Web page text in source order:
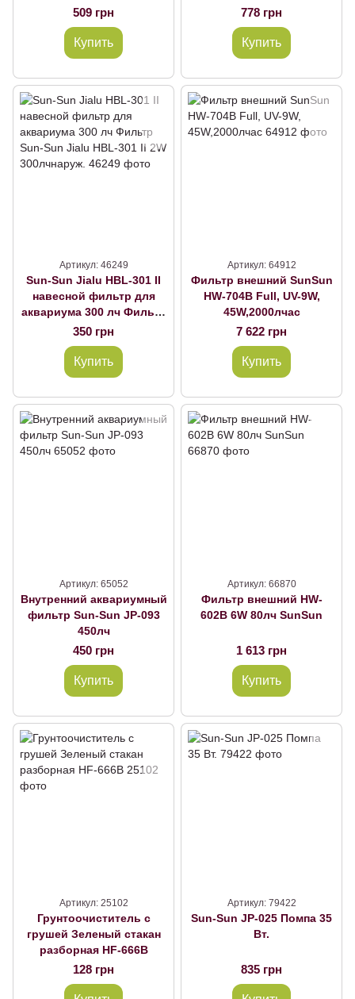
Sun-Sun Jialu HBL-501 II
5W 400лчнаруж.
509 грн
Купить
Sun-Sun Jialu HBL-701 II
8W 600лчнаруж.
778 грн
Купить
Артикул: 46249
Sun-Sun Jialu HBL-301 II
навесной фильтр для
аквариума 300 лч Фильтр
Sun-Sun Jialu HBL-301 II
2W 300лчнаруж.
350 грн
Купить
Артикул: 64912
Фильтр внешний SunSun
HW-704В Full, UV-9W,
45W,2000лчас
7 622 грн
Купить
Артикул: 65052
Внутренний аквариумный
фильтр Sun-Sun JP-093
450лч
450 грн
Купить
Артикул: 66870
Фильтр внешний HW-
602B 6W 80лч SunSun
1 613 грн
Купить
Артикул: 25102
Грунтоочиститель с
грушей Зеленый стакан
разборная HF-666B
128 грн
Артикул: 79422
Sun-Sun JP-025 Помпа 35
Вт.
835 грн